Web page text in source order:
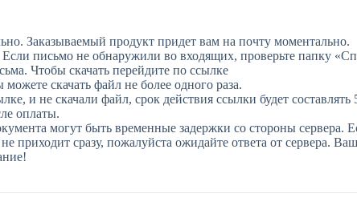
Заказываемый продукт придет вам на почту моментально.
письмо не обнаружили во входящих, проверьте папку
Чтобы скачать перейдите по ссылке
скачать файл не более одного раза.
и не скачали файл, срок действия ссылки будет
оплаты.
могут быть временные задержки со стороны сервера.
приходит сразу, пожалуйста ожидайте ответа от сервера. Ваш